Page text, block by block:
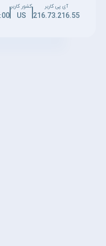
آی پی کاربر
216.73.216.55
کشور کاربر
US